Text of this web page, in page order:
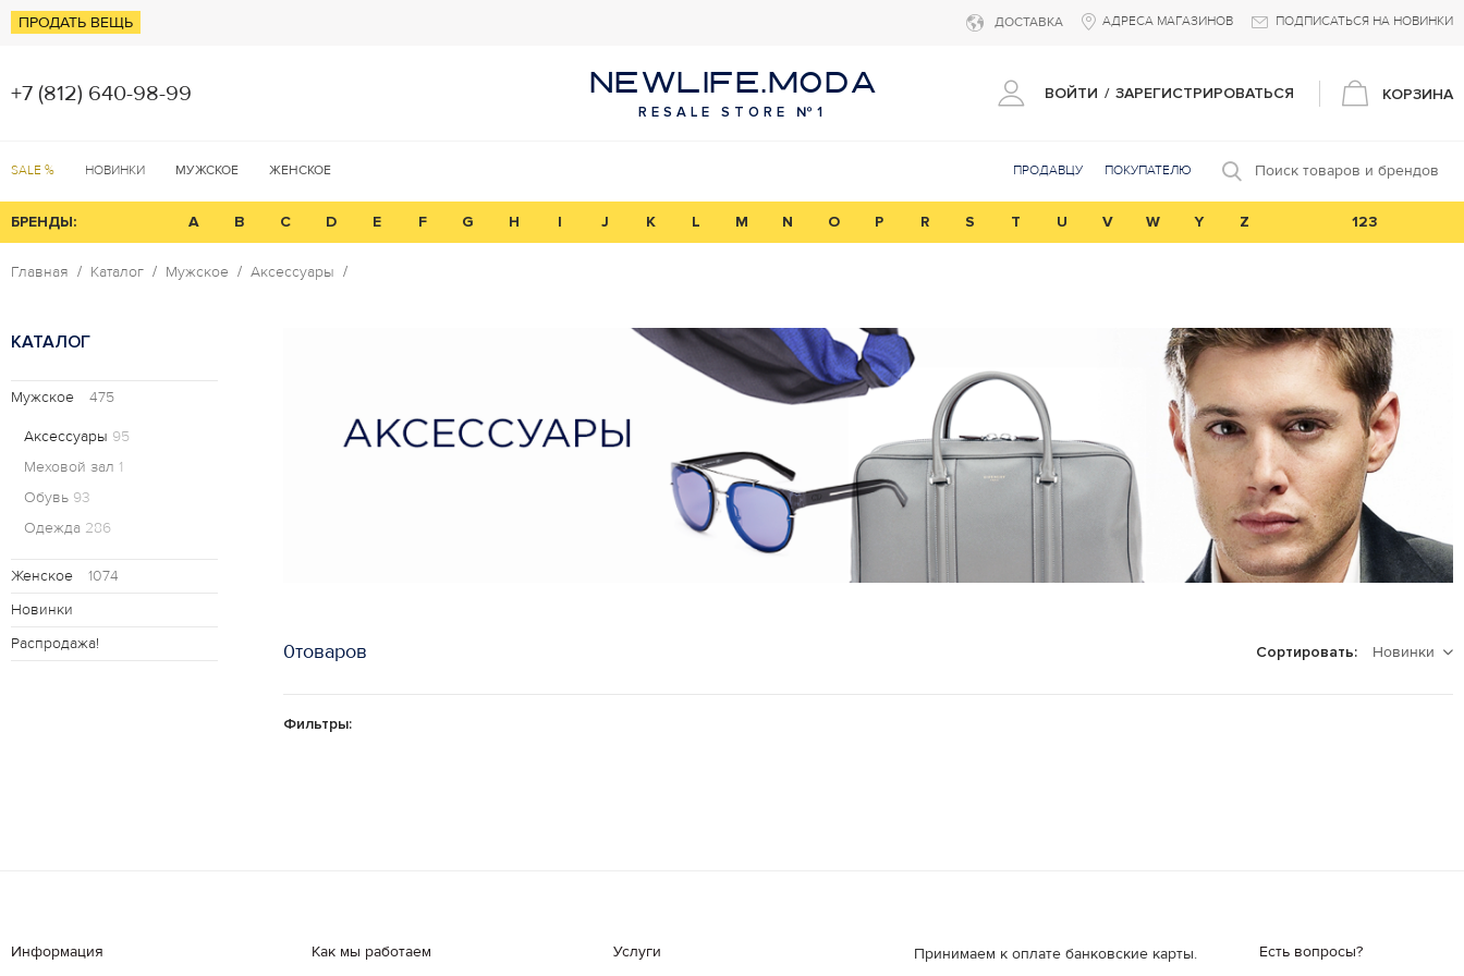
ПРОДАТЬ ВЕЩЬ ДОСТАВКА АДРЕСА МАГАЗИНОВ ПОДПИСАТЬСЯ НА НОВИНКИ
+7 (812) 640-98-99 NEWLIFE.MODA
RESALE STORE №1
ВОЙТИ / ЗАРЕГИСТРИРОВАТЬСЯ КОРЗИНА
SALE % НОВИНКИ МУЖСКОЕ ЖЕНСКОЕ ПРОДАВЦУ ПОКУПАТЕЛЮ Поиск товаров и брендов
БРЕНДЫ: A B C D E F G H I J K L M N O P R S T U V W Y Z 123
Главная Каталог Мужское Аксессуары
КАТАЛОГ
Мужское 475
Аксессуары 95
Меховой зал 1
Обувь 93
Одежда 286
Женское
1074
Новинки
Распродажа!
0товаров Сортировать: Новинки
Фильтры:
Информация
Как мы работаем
Услуги
Принимаем к оплате банковские карты.
Есть вопросы?